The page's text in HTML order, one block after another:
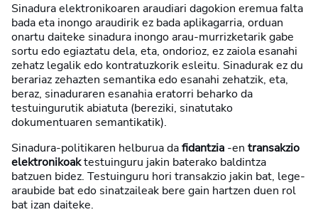
Sinadura elektronikoaren araudiari dagokion eremua falta
bada eta inongo araudirik ez bada aplikagarria, orduan
onartu daiteke sinadura inongo arau-murrizketarik gabe
sortu edo egiaztatu dela, eta, ondorioz, ez zaiola esanahi
zehatz legalik edo kontratuzkorik esleitu. Sinadurak ez du
berariaz zehazten semantika edo esanahi zehatzik, eta,
beraz, sinaduraren esanahia eratorri beharko da
testuingurutik abiatuta (bereziki, sinatutako
dokumentuaren semantikatik).
Sinadura-politikaren helburua dafidantzia -en transakzio
elektronikoaktestuinguru jakin baterako baldintza
batzuen bidez. Testuinguru hori transakzio jakin bat, lege-
araubide bat edo sinatzaileak bere gain hartzen duen rol
bat izan daiteke.